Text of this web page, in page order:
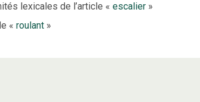
lexicales de l’article « escalier»
« roulant»